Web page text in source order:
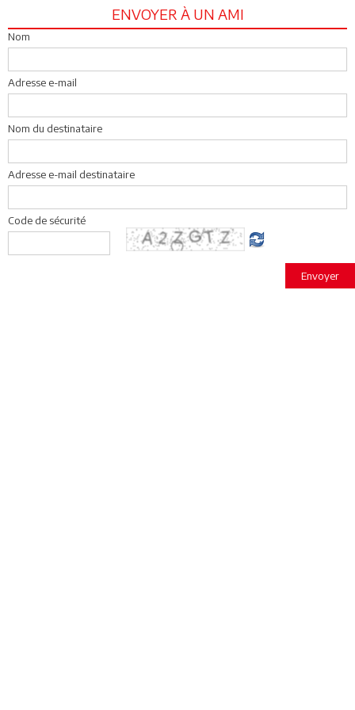
ENVOYER À UN AMI
Nom
Adresse e-mail
Nom du destinataire
Adresse e-mail destinataire
Code de sécurité
Envoyer